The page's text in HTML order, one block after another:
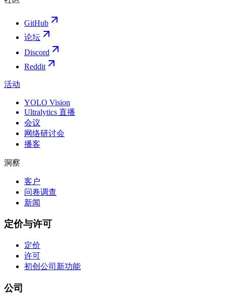
GitHub
论坛
Discord
Reddit
活动
YOLO Vision
Ultralytics 直播
会议
网络研讨会
播客
洞察
客户
问卷调查
新闻
定价与许可
定价
许可
初创公司 新功能
公司